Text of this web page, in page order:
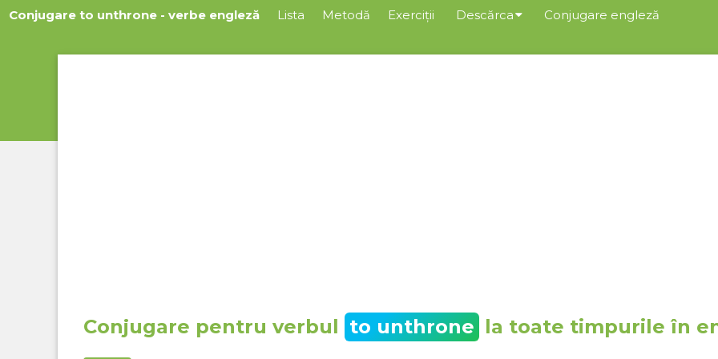
Conjugare to unthrone - verbe engleză Lista Metodă Exerciții Descărca Conjugare engleză
Conjugare pentru verbul to unthrone la toate timpurile în